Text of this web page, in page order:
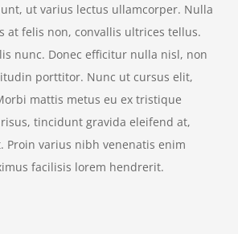
ut varius lectus ullamcorper. Nulla
at felis non, convallis ultrices tellus.
nunc. Donec efficitur nulla nisl, non
porttitor. Nunc ut cursus elit,
mattis metus eu ex tristique
tincidunt gravida eleifend at,
Proin varius nibh venenatis enim
facilisis lorem hendrerit.